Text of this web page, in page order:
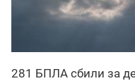
281 БПЛА сбили за